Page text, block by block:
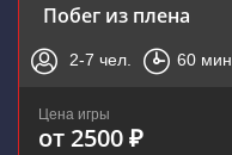
Побег из плена
2-7 чел. 60 мин.
Цена игры
от 2500 ₽